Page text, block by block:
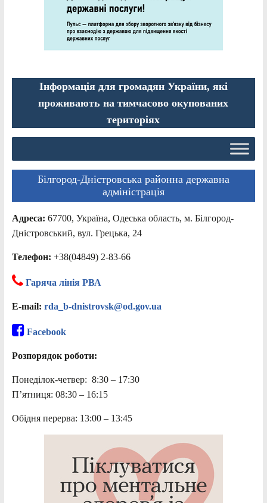
Інформація для громадян України, які
проживають на тимчасово окупованих
територіях
Білгород-Дністровська районна державна
адміністрація
Адреса: 67700, Україна, Одеська область, м. Білгород-
Дністровський, вул. Грецька, 24
Телефон: +38(04849) 2-83-66
Гаряча лінія РВА
E-mail: rda_b-dnistrovsk@od.gov.ua
Facebook
Розпорядок роботи:
Понеділок-четвер: 8:30 – 17:30
П’ятниця: 08:30 – 16:15
Обідня перерва: 13:00 – 13:45